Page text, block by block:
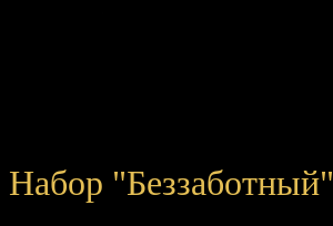
Набор "Беззаботный"